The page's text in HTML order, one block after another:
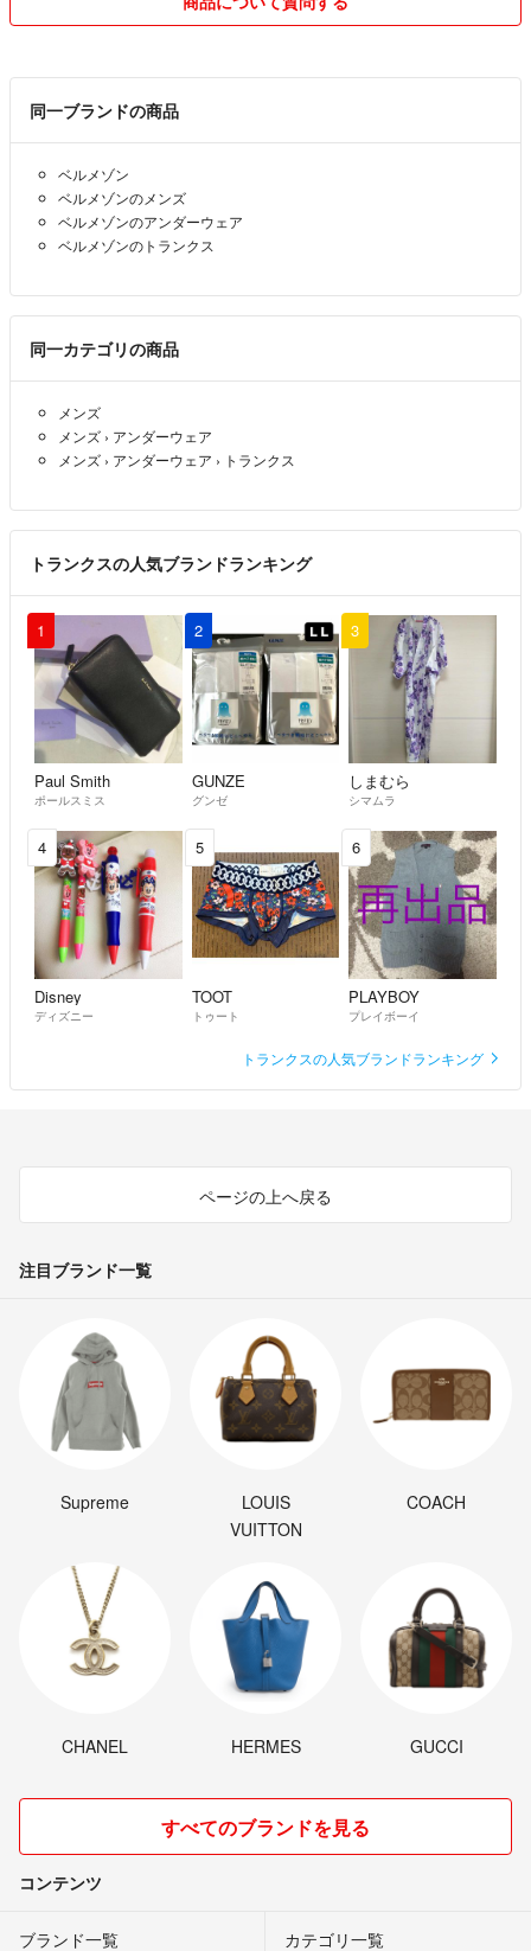
同一ブランドの商品
ベルメゾン
ベルメゾンのメンズ
ベルメゾンのアンダーウェア
ベルメゾンのトランクス
同一カテゴリの商品
メンズ
メンズ › アンダーウェア
メンズ › アンダーウェア › トランクス
トランクスの人気ブランドランキング
1
Paul Smith
ポールスミス
2
GUNZE
グンゼ
3
しまむら
シマムラ
4
Disney
ディズニー
5
TOOT
トゥート
6
PLAYBOY
プレイボーイ
トランクスの人気ブランドランキング
ページの上へ戻る
注目ブランド一覧
Supreme
LOUIS
VUITTON
COACH
CHANEL HERMES GUCCI
すべてのブランドを見る
コンテンツ
ブランド一覧 カテゴリ一覧